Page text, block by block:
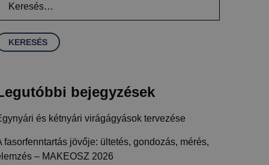
bejegyzések
és kétnyári virágágyások tervezése
fasorfenntartás jövője: ültetés, gondozás, mérés,
– MAKEOSZ 2026